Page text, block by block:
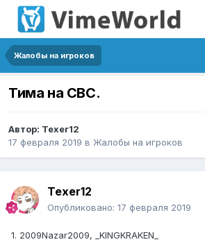
Жалобы на игроков
Тима на СВС.
Автор: Texer12
17 февраля 2019 в Жалобы на игроков
Texer12
Опубликовано: 17 февраля 2019
1. 2009Nazar2009, _KINGKRAKEN_